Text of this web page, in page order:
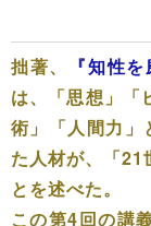
拙著、 『知性を
は、
「思想」
術」「人間力」
た人材が、
「
とを述べた。
この第4回の講